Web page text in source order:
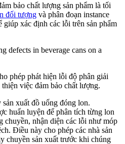
bảo chất lượng sản phẩm là tối
đối tượng và phân đoạn instance
xác định các lỗi trên sản phẩm
phép phát hiện lỗi độ phân giải
việc đảm bảo chất lượng.
xuất đồ uống đóng lon.
huấn luyện để phân tích từng lon
chuyền, nhận diện các lỗi như móp
Điều này cho phép các nhà sản
chuyền sản xuất trước khi chúng